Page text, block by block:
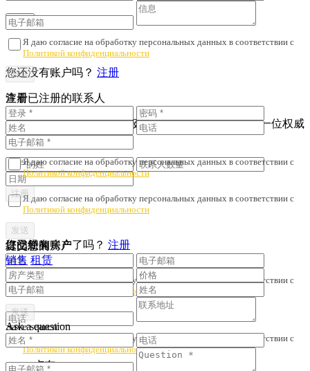
Я даю согласие на обработку персональных данных в соответствии с
Политикой конфиденциальности
您还没有账户吗？ 注册
注册
Я даю согласие на обработку персональных данных в соответствии с
Политикой конфиденциальности
您已经有账户了吗？ 注册
查看已注册的联系人
为了避免财产诈骗与劣质服务，我们会核对您是否与一位权威
人士签订了协议。
Я даю согласие на обработку персональных данных в соответствии с
Политикой конфиденциальности
提交您的房产
销售 租赁
Я даю согласие на обработку персональных данных в соответствии с
Политикой конфиденциальности
订阅新闻
Я даю согласие на обработку персональных данных в соответствии с
Политикой конфиденциальности
Ask a question
Save search
卢布